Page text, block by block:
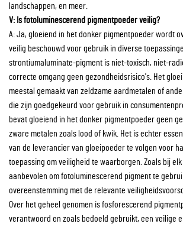
landschappen, en meer.
V: Is fotoluminescerend pigmentpoeder veilig?
A: Ja, gloeiend in het donker pigmentpoeder wordt
veilig beschouwd voor gebruik in diverse
strontiumaluminate-pigment is niet-toxisch, niet-
correcte omgang geen gezondheidsrisico's. Het
meestal gemaakt van zeldzame aardmetalen of
die zijn goedgekeurd voor gebruik in
bevat gloeiend in het donker pigmentpoeder geen
zware metalen zoals lood of kwik. Het is echter
van de leverancier van gloeipoeder te volgen voor
toepassing om veiligheid te waarborgen. Zoals bij
aanbevolen om fotoluminescerend pigment te
overeenstemming met de relevante
Over het geheel genomen is fosforescerend
verantwoord en zoals bedoeld gebruikt, een veilige